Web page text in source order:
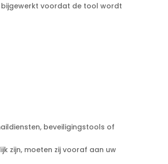
bijgewerkt voordat de tool wordt
beveiligingstools of
zijn, moeten zij vooraf aan uw